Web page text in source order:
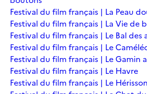
Festival du film français | La Peau
Festival du film français | La Vie de
Festival du film français | Le Bal des
Festival du film français | Le
Festival du film français | Le Gamin
Festival du film français | Le Havre
Festival du film français | Le Hérisson